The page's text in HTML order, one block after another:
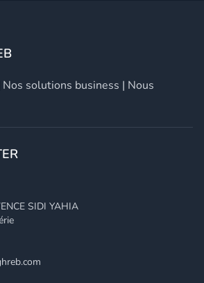
Nos solutions business | Nous
SIDI YAHIA